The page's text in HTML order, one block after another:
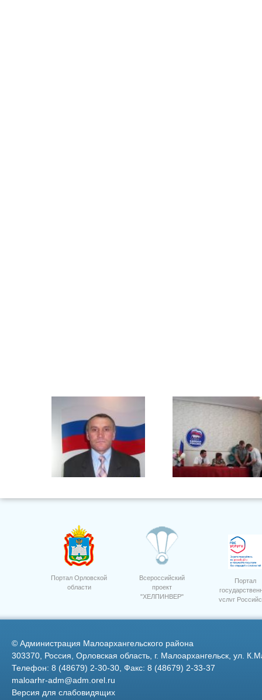
Абиссонов Виктор Иванович
Торжественное Вручение
Портал Орловской
области
Всероссийский
проект
"ХЕЛПИНВЕР"
Портал
услуг
© Администрация Малоархангельского района
303370, Россия, Орловская область, г. Малоархангельск, ул.
Телефон: 8 (48679) 2-30-30, Факс: 8 (48679) 2-33-37
maloarhr-adm@adm.orel.ru
Версия для слабовидящих